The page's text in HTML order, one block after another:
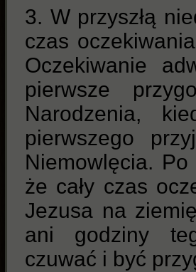
3. W przyszłą
czas
Oczekiwanie
pierwsze
Narodzenia,
pierwszego
Niemowlęcia.
że cały czas
Jezusa na
ani godziny
czuwać i być